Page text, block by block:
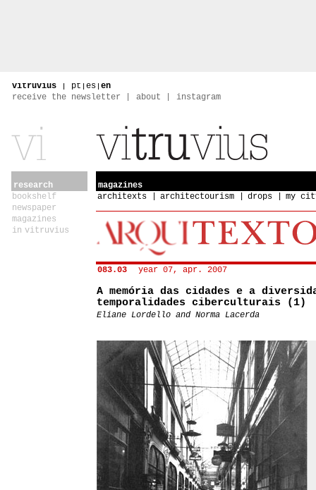
vitruvius | pt | es | en
receive the newsletter
about instagram
research
bookshelf
newspaper
magazines
in vitruvius
magazines
architexts
architectourism drops my
083.03 year 07, apr. 2007
A memória das cidades e a
temporalidades ciberculturais (1)
Eliane Lordello and Norma Lacerda